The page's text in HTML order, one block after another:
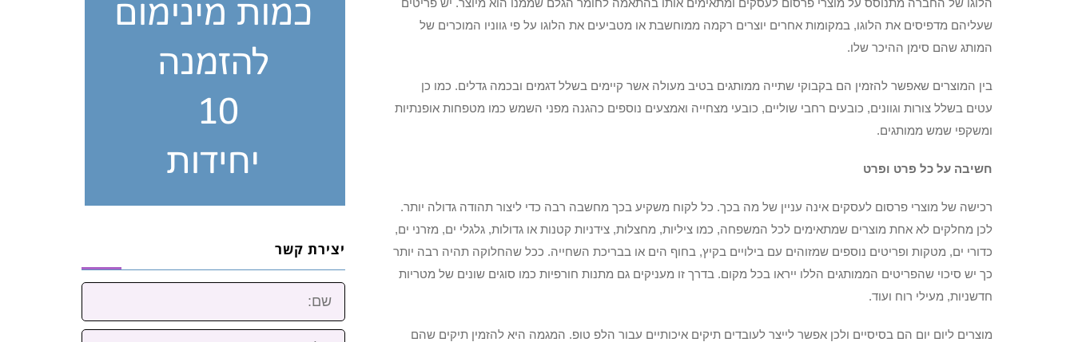
הלוגו של החברה מתנוסס על מוצרי פרסום לעסקים ומתאימים אותו בהתאמה לחומר הגלם שממנו הוא מיוצר. יש פריטים
שעליהם מדפיסים את הלוגו, במקומות אחרים יוצרים רקמה ממוחשבת או מטביעים את הלוגו על פי גווניו המוכרים של
המותג שהם סימן ההיכר שלו.
בין המוצרים שאפשר להזמין הם בקבוקי שתייה ממותגים בטיב מעולה אשר קיימים בשלל דגמים ובכמה גדלים. כמו כן
עטים בשלל צורות וגוונים, כובעים רחבי שוליים, כובעי מצחייה ואמצעים נוספים כהגנה מפני השמש כמו מטפחות אופנתיות
ומשקפי שמש ממותגים.
חשיבה על כל פרט ופרט
רכישה של מוצרי פרסום לעסקים אינה עניין של מה בכך. כל לקוח משקיע בכך מחשבה רבה כדי ליצור תהודה גדולה יותר.
לכן מחלקים לא אחת מוצרים שמתאימים לכל המשפחה, כמו ציליות, מחצלות, צידניות קטנות או גדולות, גלגלי ים, מזרני ים,
כדורי ים, מטקות ופריטים נוספים שמזוהים עם בילויים בקיץ, בחוף הים או בבריכת השחייה. ככל שהחלוקה תהיה רבה יותר
כך יש סיכוי שהפריטים הממותגים הללו ייראו בכל מקום. בדרך זו מעניקים גם מתנות חורפיות כמו סוגים שונים של מטריות
חדשניות, מעילי רוח ועוד.
מוצרים ליום יום הם בסיסיים ולכן אפשר לייצר לעובדים תיקים איכותיים עבור הלפ טופ. המגמה היא להזמין תיקים שהם
יצירת קשר
שם:
טלפון: